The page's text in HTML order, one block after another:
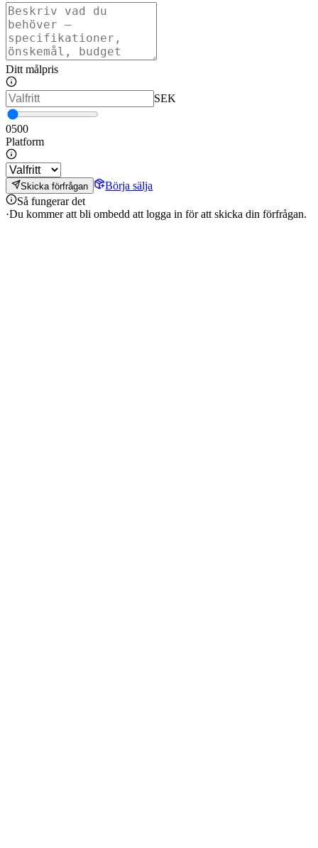
Ditt målpris
SEK
0500
Platform
Skicka förfrågan
Börja sälja
Så fungerar det
·Du kommer att bli ombedd att logga in för att skicka din förfrågan.